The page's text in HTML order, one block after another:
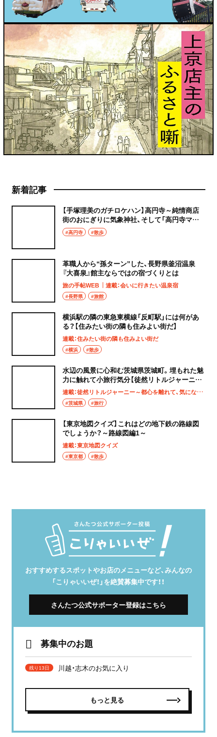
新着記事
【手塚理美のガチロケハン】高円寺～純情商店
街のおにぎりに気象神社、そして「高円寺マシ
タ」へ！
#高円寺 #散歩
革職人から“孫ターン”した、長野県釜沼温泉
『大喜泉』館主ならではの宿づくりとは
旅の手帖WEB 連載：会いに行きたい温泉宿
#長野県 #旅館
横浜駅の隣の東急東横線「反町駅」には何があ
る？【住みたい街の隣も住みよい街だ】
連載：住みたい街の隣も住みよい街だ
#横浜 #散歩
水辺の風景に心和む茨城県茨城町。埋もれた魅
力に触れて小旅行気分【徒然リトルジャーニ
ー】
連載：徒然リトルジャーニー～都心を離れて、気になる土地へ
#茨城県 #旅行
【東京地図クイズ】これはどの地下鉄の路線図
でしょうか？～路線図編1～
連載：東京地図クイズ
#東京都 #散歩
おすすめするスポットやお店のメニューなど、みんなの
「こりゃいいぜ！」を絶賛募集中です！！
さんたつ公式サポーター登録はこちら
募集中のお題
残り13日 川越・志木のお気に入り
もっと見る